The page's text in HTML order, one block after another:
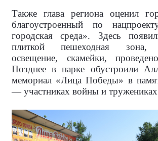
Также глава региона оценил
благоустроенный по
городская среда». Здесь
плиткой пешеходная зона,
освещение, скамейки,
Позднее в парке обустроили
мемориал «Лица Победы» в
— участниках войны и